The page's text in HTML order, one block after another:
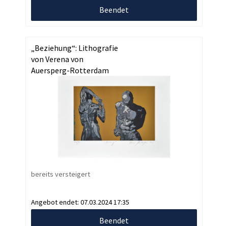
Beendet
„Beziehung“: Lithografie
von Verena von
Auersperg-Rotterdam
bereits versteigert
Angebot endet: 07.03.2024 17:35
Beendet